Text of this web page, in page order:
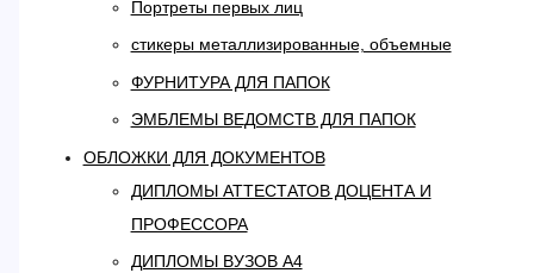
Портреты первых лиц
стикеры металлизированные, объемные
ФУРНИТУРА ДЛЯ ПАПОК
ЭМБЛЕМЫ ВЕДОМСТВ ДЛЯ ПАПОК
ОБЛОЖКИ ДЛЯ ДОКУМЕНТОВ
ДИПЛОМЫ АТТЕСТАТОВ ДОЦЕНТА И
ПРОФЕССОРА
ДИПЛОМЫ ВУЗОВ А4